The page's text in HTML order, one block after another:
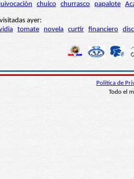
chuico churrasco papalote
ayer:
tomate novela curtir financiero
Política de
Todo el